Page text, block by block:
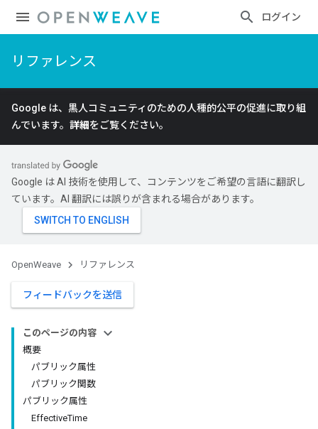
ログイン
リファレンス
Google は、黒人コミュニティのための人種的公平の促進に取り組
んでいます。 詳細をご覧ください。
Google は AI 技術を使用して、コンテンツをご希望の言語に翻訳し
ています。AI 翻訳には誤りが含まれる場合があります。
OpenWeave リファレンス
フィードバックを送信
このページの内容
概要
パブリック属性
パブリック関数
パブリック属性
EffectiveTime